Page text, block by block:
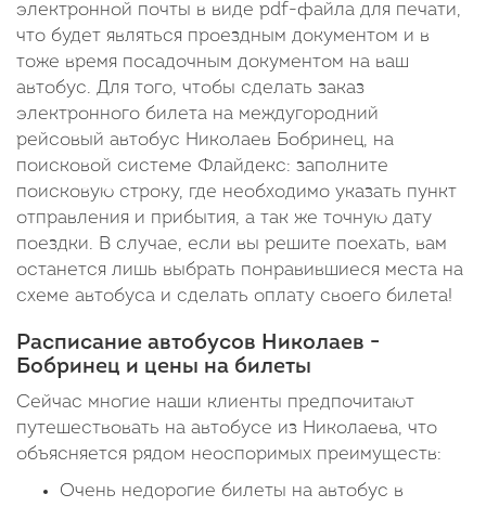
электронной почты в виде pdf-файла для печати,
что будет являться проездным документом и в
тоже время посадочным документом на ваш
автобус. Для того, чтобы сделать заказ
электронного билета на междугородний
рейсовый автобус Николаев Бобринец, на
поисковой системе Флайдекс: заполните
поисковую строку, где необходимо указать пункт
отправления и прибытия, а так же точную дату
поездки. В случае, если вы решите поехать, вам
останется лишь выбрать понравившиеся места на
схеме автобуса и сделать оплату своего билета!
Расписание автобусов Николаев -
Бобринец и цены на билеты
Сейчас многие наши клиенты предпочитают
путешествовать на автобусе из Николаева, что
объясняется рядом неоспоримых преимуществ:
Очень недорогие билеты на автобус в